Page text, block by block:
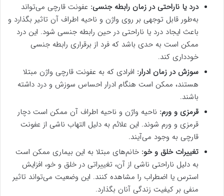
درد یا ناراحتی در زمان رابطه جنسی: عفونت قارچی می‌تواند
به‌طور قابل توجهی بر روی واژن و ناحیه اطراف آن تاثیر بگذارد و
باعث ایجاد درد یا ناراحتی در حین رابطه جنسی شود. این درد
ممکن است به حدی باشد که فرد از برقراری رابطه جنسی
خودداری کند.
سوزش در زمان ادرار: افرادی که به عفونت قارچی واژن مبتلا
هستند، ممکن است هنگام ادرار احساس سوزش و درد داشته
باشند.
قرمزی و ورم: ناحیه واژن و ناحیه اطراف آن ممکن است دچار
قرمزی و ورم شوند. این علائم به دلیل التهاب ناشی از عفونت
قارچی به وجود می‌آیند.
تغییرات خلق و خو: خانم‌های مبتلا به این بیماری ممکن است
به دلیل ناراحتی ناشی از آن، تغییراتی در خلق و خو، افزایش
استرس یا اضطراب را مشاهده کنند. این وضعیت می‌تواند تاثیر
منفی بر کیفیت زندگی آنان بگذارد.